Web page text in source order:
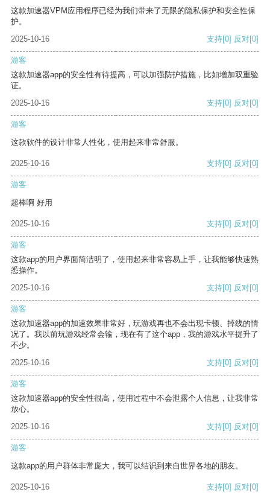
这款加速器VPM应用程序已经为我们带来了无限的隐私保护和安全性保
护。
2025-10-16
支持[0] 反对[0]
游客
这款加速器app的安全性有待提高，可以加强防护措施，比如增加双重验
证。
2025-10-16
支持[0] 反对[0]
游客
这款软件的设计非常人性化，使用起来非常舒服。
2025-10-16 支持[0] 反对[0]
游客
超棒啊 好用
2025-10-16 支持[0] 反对[0]
游客
这款app的用户界面简洁明了，使用起来非常容易上手，让我能够快速熟
悉操作。
2025-10-16
支持[0] 反对[0]
游客
这款加速器app的加速效果非常好，玩游戏再也不会出现卡顿、掉线的情
况了。我以前玩游戏经常会输，现在有了这个app，我的游戏水平提升了
不少。
2025-10-16
支持[0] 反对[0]
游客
这款加速器app的安全性很高，使用过程中不会泄露个人信息，让我非常
放心。
2025-10-16
支持[0] 反对[0]
游客
这款app的用户群体非常庞大，我可以结识到来自世界各地的朋友。
2025-10-16 支持[0] 反对[0]